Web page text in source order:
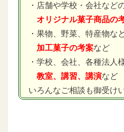
・店舗や学校・会社など
オリジナル菓子商品の
・果物、野菜、特産物な
加工菓子の考案など
・学校、会社、各種法人
教室、講習、講演など
いろんなご相談も御受け